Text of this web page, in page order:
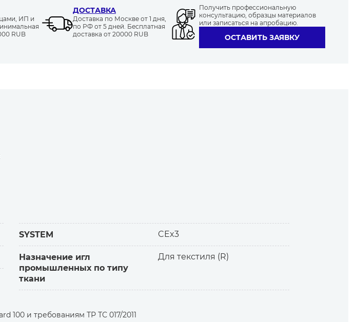
ИП и
RUB
ДОСТАВКА
Доставка по Москве от 1 дня,
по РФ от 5 дней. Бесплатная
доставка от 20000 RUB
Получить профессиональную
консультацию, образцы материалов
или записаться на апробацию.
ОСТАВИТЬ ЗАЯВКУ
для спиральной и ленточной вышивки цепным стежком.
90, 100, 110, 120.
SYSTEM CEx3
Назначение игл
промышленных по типу
ткани
Для текстиля (R)
100 и требованиям ТР ТС 017/2011